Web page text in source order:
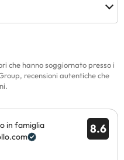
che hanno soggiornato presso i
recensioni autentiche che
8.6
in famiglia